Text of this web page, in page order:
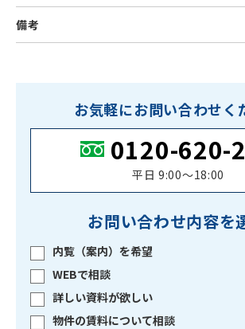
備考
お気軽にお問い合わせく
0120-620-
平日 9:00〜18:00
お問い合わせ内容を
内覧（案内）を希望
WEBで相談
詳しい資料が欲しい
物件の賃料について相談